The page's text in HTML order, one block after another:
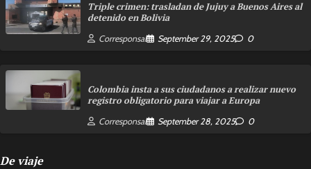
Triple crimen: trasladan de Jujuy a Buenos Aires al
detenido en Bolivia
Corresponsal September 29, 2025 0
Colombia insta a sus ciudadanos a realizar nuevo
registro obligatorio para viajar a Europa
Corresponsal September 28, 2025 0
De viaje